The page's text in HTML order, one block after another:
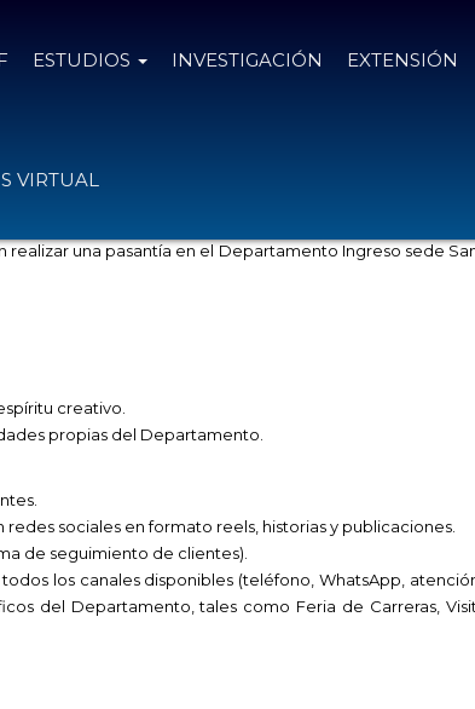
ESTUDIOS INVESTIGACIÓN EXTENSIÓN
VIRTUAL
una pasantía en el Departamento Ingreso sede
creativo.
propias del Departamento.
sociales en formato reels, historias y publicaciones.
de seguimiento de clientes).
los canales disponibles (teléfono, WhatsApp,
del Departamento, tales como Feria de Carreras,